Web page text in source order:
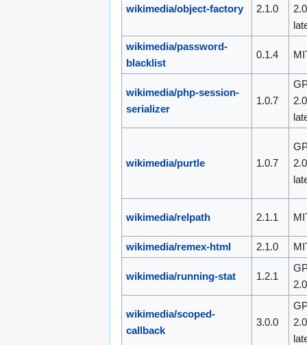
wikimedia/object-factory 2.1.0
wikimedia/password-
blacklist
0.1.4
wikimedia/php-session-
serializer
1.0.7
wikimedia/purtle 1.0.7
wikimedia/relpath 2.1.1
wikimedia/remex-html 2.1.0
wikimedia/running-stat 1.2.1
wikimedia/scoped-
callback
3.0.0